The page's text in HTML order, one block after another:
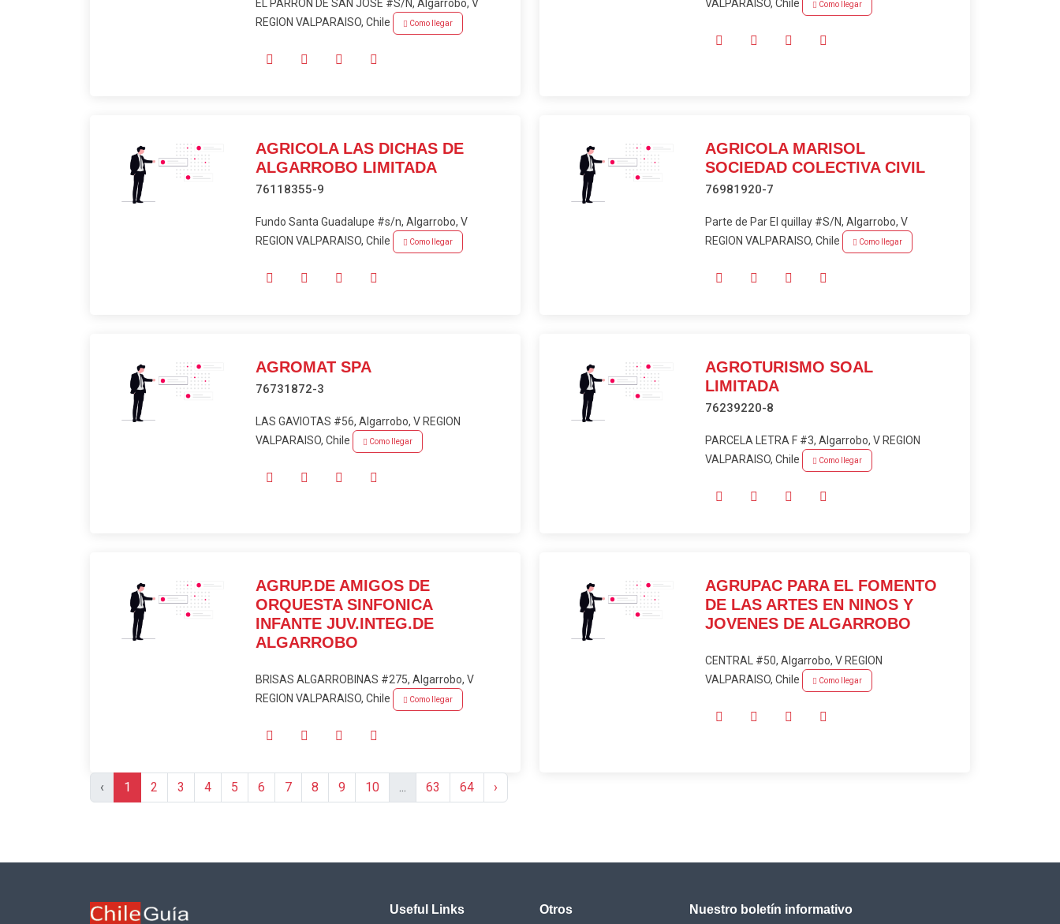
EL PARRON DE SAN JOSE #S/N, Algarrobo, V
REGION VALPARAISO, Chile
Como llegar
VALPARAISO, Chile
Como llegar
AGRICOLA LAS DICHAS DE
ALGARROBO LIMITADA
76118355-9
Fundo Santa Guadalupe #s/n, Algarrobo, V
REGION VALPARAISO, Chile
Como llegar
AGRICOLA MARISOL
SOCIEDAD COLECTIVA CIVIL
76981920-7
Parte de Par El quillay #S/N, Algarrobo, V
REGION VALPARAISO, Chile
Como llegar
AGROMAT SPA
76731872-3
LAS GAVIOTAS #56, Algarrobo, V REGION
VALPARAISO, Chile
Como llegar
AGROTURISMO SOAL
LIMITADA
76239220-8
PARCELA LETRA F #3, Algarrobo, V REGION
VALPARAISO, Chile
Como llegar
AGRUP.DE AMIGOS DE
ORQUESTA SINFONICA
INFANTE JUV.INTEG.DE
ALGARROBO
BRISAS ALGARROBINAS #275, Algarrobo, V
REGION VALPARAISO, Chile
Como llegar
AGRUPAC PARA EL FOMENTO
DE LAS ARTES EN NINOS Y
JOVENES DE ALGARROBO
CENTRAL #50, Algarrobo, V REGION
VALPARAISO, Chile
Como llegar
‹ 1 2 3 4 5 6 7 8 9 10 ... 63 64 ›
Useful Links Otros Nuestro boletín informativo